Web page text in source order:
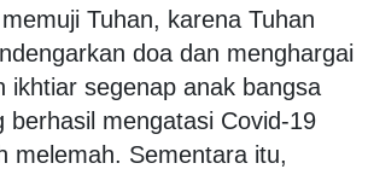
Tuhan, karena Tuhan
doa dan menghargai
ikhtiar segenap anak bangsa
berhasil mengatasi Covid-19
melemah. Sementara itu,